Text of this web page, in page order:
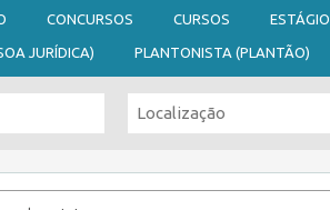
CONCURSOS CURSOS ESTÁGIO
JURÍDICA) PLANTONISTA (PLANTÃO)